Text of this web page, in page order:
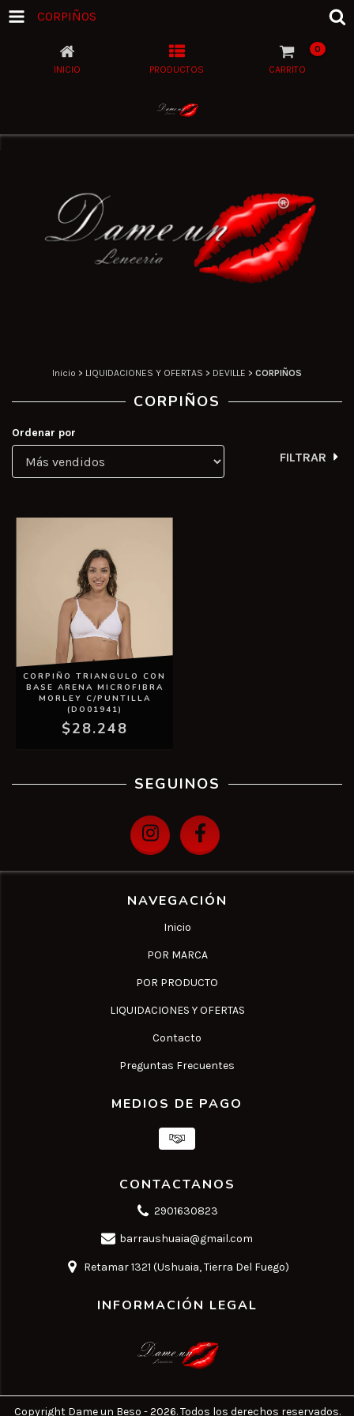
CORPIÑOS
INICIO PRODUCTOS CARRITO
0
Inicio > LIQUIDACIONES Y OFERTAS > DEVILLE > CORPIÑOS
CORPIÑOS
Ordenar por
FILTRAR
CORPIÑO TRIANGULO CON
BASE ARENA MICROFIBRA
MORLEY C/PUNTILLA
(DO01941)
$28.248
SEGUINOS
NAVEGACIÓN
Inicio
POR MARCA
POR PRODUCTO
LIQUIDACIONES Y OFERTAS
Contacto
Preguntas Frecuentes
MEDIOS DE PAGO
CONTACTANOS
2901630823
barraushuaia@gmail.com
Retamar 1321 (Ushuaia, Tierra Del Fuego)
INFORMACIÓN LEGAL
Copyright Dame un Beso - 2026. Todos los derechos reservados.